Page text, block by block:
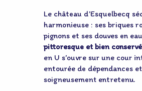
Le château d’Esquelbecq
harmonieuse : ses briques
pignons et ses douves en
pittoresque et bien conservé
en U s’ouvre sur une cour
entourée de dépendances
soigneusement entretenu.